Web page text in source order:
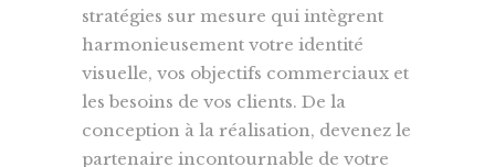
stratégies sur mesure qui intègrent
harmonieusement votre identité
visuelle, vos objectifs commerciaux et
les besoins de vos clients. De la
conception à la réalisation, devenez le
partenaire incontournable de votre